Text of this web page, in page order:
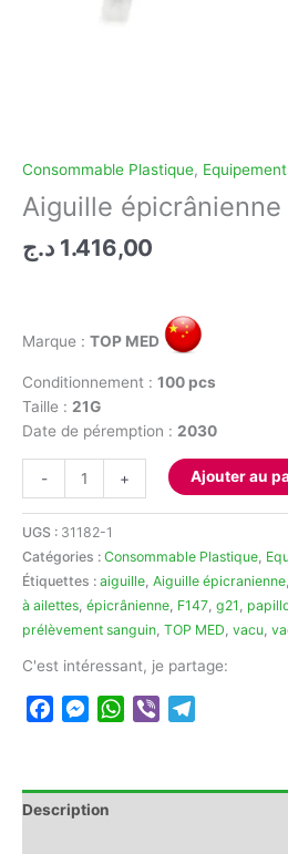
Consommable Plastique,
Aiguille épicrânienne
1.416,00 د.ج
Marque : TOP MED
Conditionnement : 100 pcs
Taille : 21G
Date de péremption : 2030
-
de
Aiguille
épicrânienne
21G
TOP
MED
+ Ajouter au
UGS : 31182-1
Catégories : Consommable Plastique,
Étiquettes : aiguille, Aiguille épicranienne,
à ailettes, épicrânienne, F147, g21 ,
prélèvement sanguin, TOP MED, vacu,
C'est intéressant, je partage:
FacebookMessenger
WhatsApp
Viber
Description